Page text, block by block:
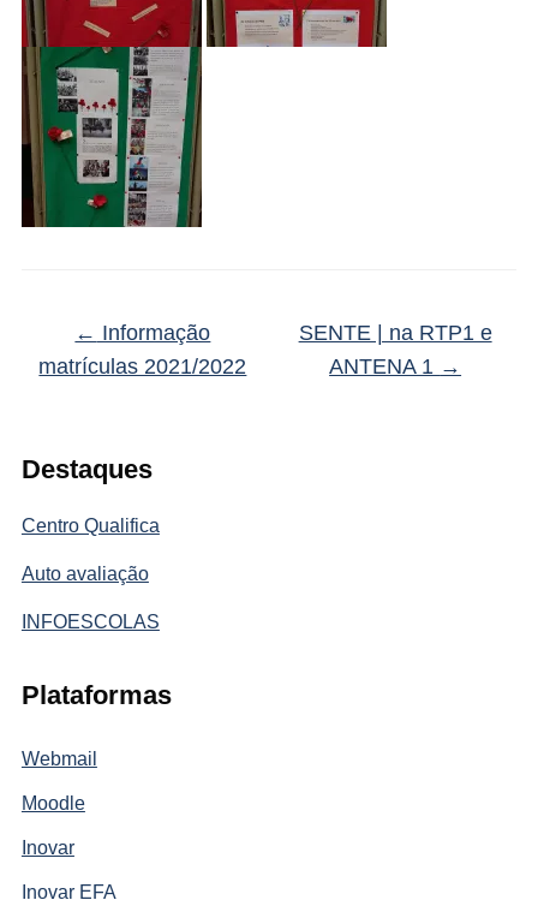
Destaques
Centro Qualifica
Auto avaliação
INFOESCOLAS
Plataformas
Webmail
Moodle
Inovar
Inovar EFA
← Informação
matrículas 2021/2022
SENTE | na RTP1 e
ANTENA 1 →